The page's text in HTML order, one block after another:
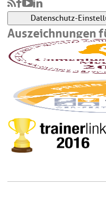
Datenschutz-
Auszeichnungen